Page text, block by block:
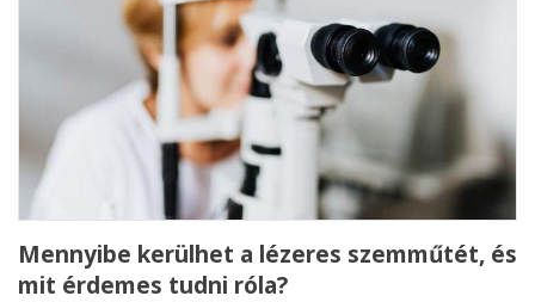
Mennyibe kerülhet a lézeres szemműtét, és
mit érdemes tudni róla?